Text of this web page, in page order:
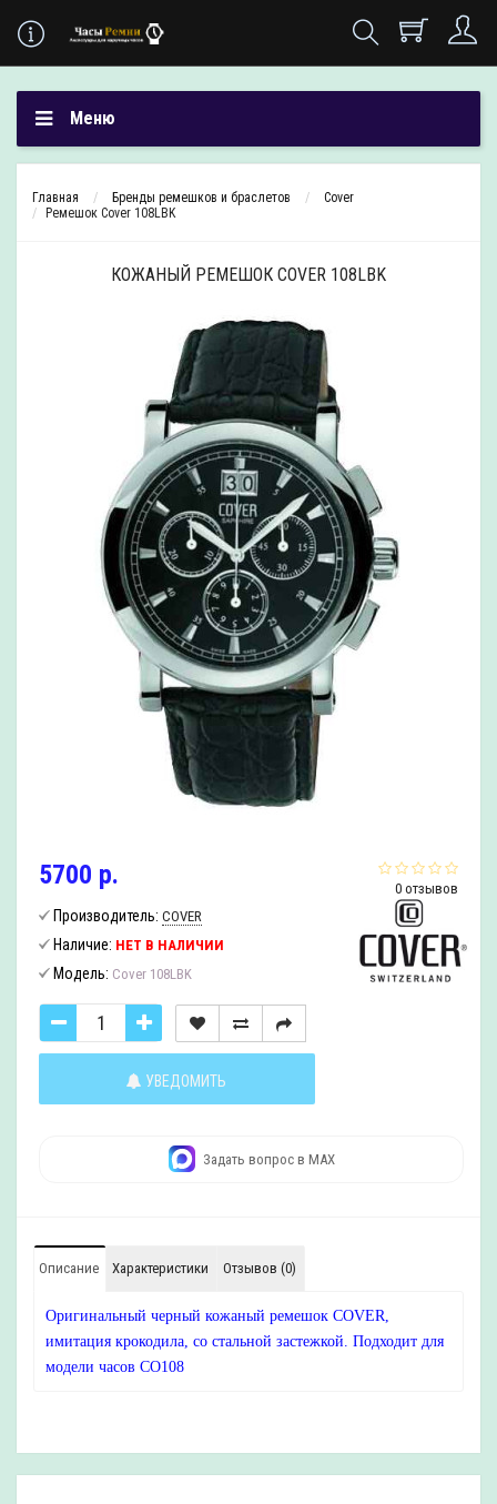
Меню
Главная Бренды ремешков и браслетов
Cover
Ремешок Cover 108LBK
КОЖАНЫЙ РЕМЕШОК COVER 108LBK
0 отзывов
5700 р.
Производитель: COVER
Наличие: НЕТ В НАЛИЧИИ
Модель: Cover 108LBK
УВЕДОМИТЬ
Задать вопрос в MAX
Описание Характеристики Отзывов (0)
Оригинальный черный кожаный ремешок COVER,
имитация крокодила, со стальной застежкой. Подходит для
модели часов CO108